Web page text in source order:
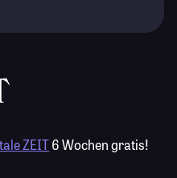
ZEIT6 Wochen gratis!